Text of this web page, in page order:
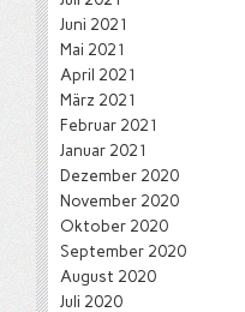
Juni 2021
Mai 2021
April 2021
März 2021
Februar 2021
Januar 2021
Dezember 2020
November 2020
Oktober 2020
September 2020
August 2020
Juli 2020